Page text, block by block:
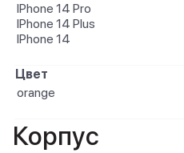
IPhone 14 Pro
IPhone 14 Plus
IPhone 14
Цвет
orange
Корпус